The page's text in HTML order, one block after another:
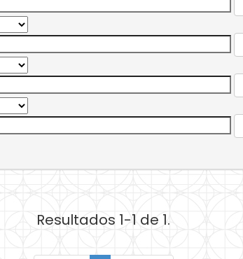
Resultados 1-1 de 1.